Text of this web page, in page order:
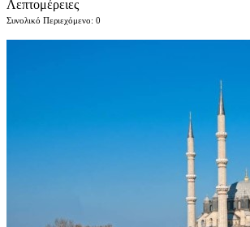
Λεπτομέρειες
Συνολικό Περιεχόμενο: 0